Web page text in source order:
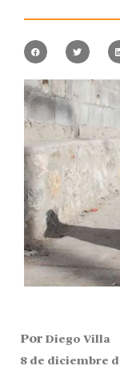
Por Diego Villa
8 de diciembre